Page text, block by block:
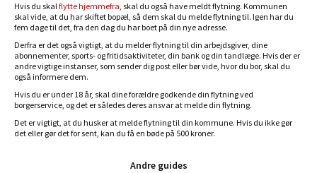
Hvis du skalflytte hjemmefra, skal du også have meldt flytning. Kommunen
skal vide, at du har skiftet bopæl, så dem skal du melde flytning til. Igen har du
fem dage til det, fra den dag du har boet på din nye adresse.
Derfra er det også vigtigt, at du melder flytning til din arbejdsgiver, dine
abonnementer, sports- og fritidsaktiviteter, din bank og din tandlæge. Hvis der er
andre vigtige instanser, som sender dig post eller bør vide, hvor du bor, skal du
også informere dem.
Hvis du er under 18 år, skal dine forældre godkende din flytning ved
borgerservice, og det er således deres ansvar at melde din flytning.
Det er vigtigt, at du husker at melde flytning til din kommune. Hvis du ikke gør
det eller gør det for sent, kan du få en bøde på 500 kroner.
Andre guides